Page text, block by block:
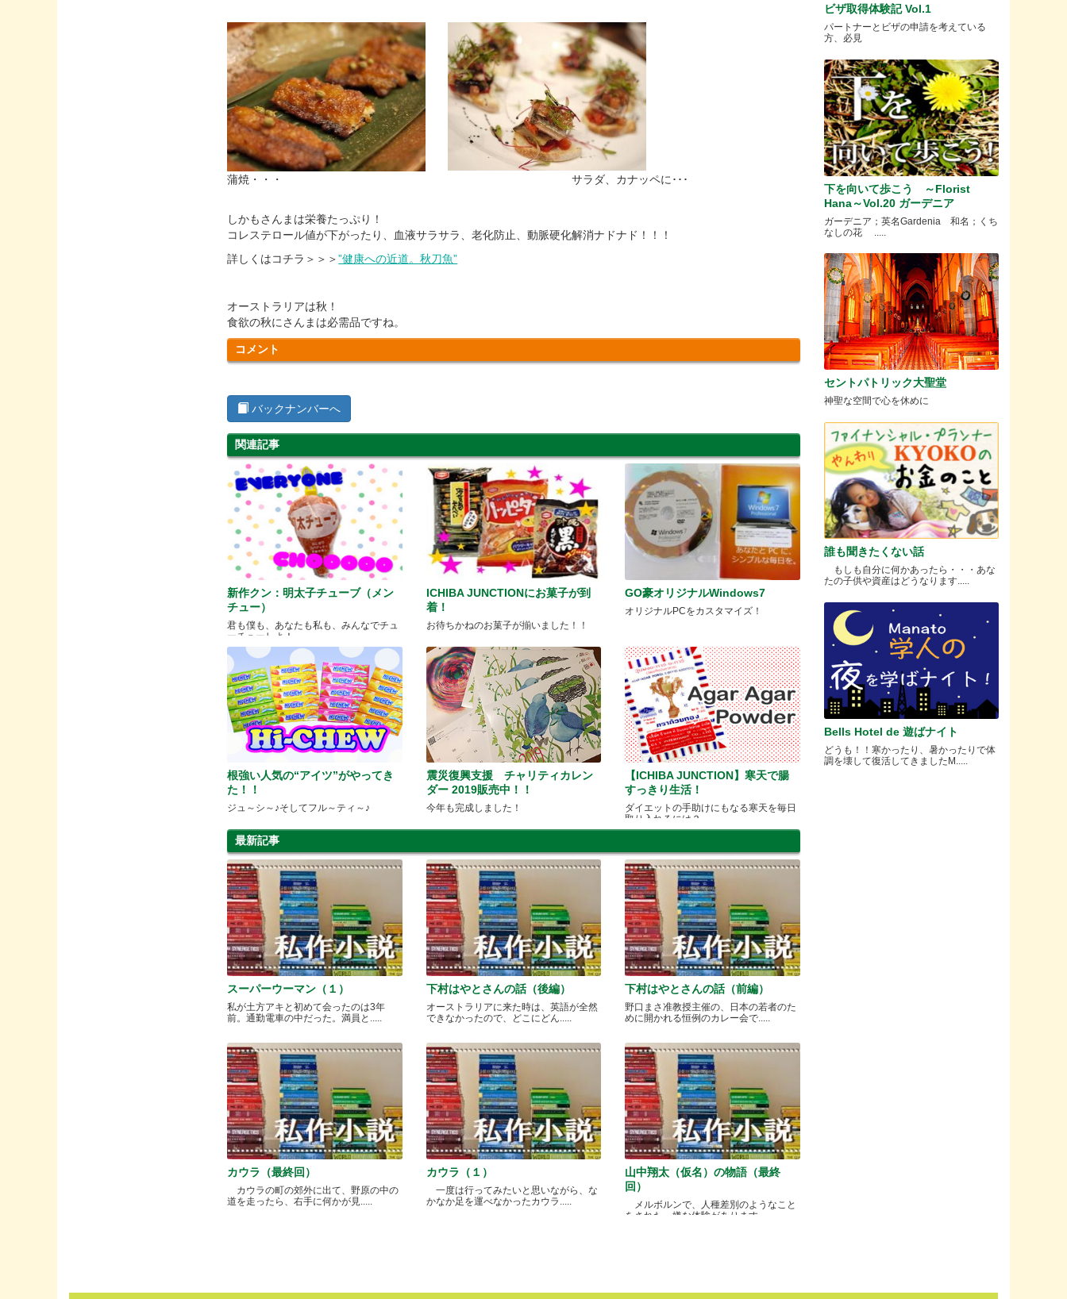
蒲焼・・・ サラダ、カナッペに･･･
しかもさんまは栄養たっぷり！
コレステロール値が下がったり、血液サラサラ、老化防止、動脈硬化解消ナドナド！！！
詳しくはコチラ＞＞＞”健康への近道。秋刀魚”
オーストラリアは秋！
食欲の秋にさんまは必需品ですね。
コメント
バックナンバーへ
関連記事
新作クン：明太子チューブ（メン
チュー）
君も僕も、あなたも私も、みんなでチュ
ーチューしよ！
ICHIBA JUNCTIONにお菓子が到
着！
お待ちかねのお菓子が揃いました！！
GO豪オリジナルWindows7
オリジナルPCをカスタマイズ！
根強い人気の“アイツ”がやってき
た！！
ジュ～シ～♪そしてフル～ティ～♪
震災復興支援 チャリティカレン
ダー 2019販売中！！
今年も完成しました！
【ICHIBA JUNCTION】寒天で腸
すっきり生活！
ダイエットの手助けにもなる寒天を毎日
取り入れるには？
最新記事
スーパーウーマン（１）
私が土方アキと初めて会ったのは3年
前。通勤電車の中だった。満員と.....
下村はやとさんの話（後編）
オーストラリアに来た時は、英語が全然
できなかったので、どこにどん.....
下村はやとさんの話（前編）
野口まさ准教授主催の、日本の若者のた
めに開かれる恒例のカレー会で.....
カウラ（最終回）
カウラの町の郊外に出て、野原の中の
道を走ったら、右手に何かが見.....
カウラ（１）
一度は行ってみたいと思いながら、な
かなか足を運べなかったカウラ.....
山中翔太（仮名）の物語（最終
回）
メルボルンで、人種差別のようなこと
をされた、嫌な体験があります.....
ビザ取得体験記 Vol.1
パートナーとビザの申請を考えている
方、必見
下を向いて歩こう ～Florist
Hana～Vol.20 ガーデニア
ガーデニア；英名Gardenia 和名；くち
なしの花 .....
セントパトリック大聖堂
神聖な空間で心を休めに
誰も聞きたくない話
もしも自分に何かあったら・・・あな
たの子供や資産はどうなります.....
Bells Hotel de 遊ばナイト
どうも！！寒かったり、暑かったりで体
調を壊して復活してきましたM.....